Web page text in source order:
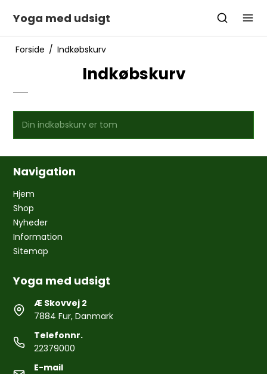
Yoga med udsigt
Forside / Indkøbskurv
Indkøbskurv
Din indkøbskurv er tom
Navigation
Hjem
Shop
Nyheder
Information
Sitemap
Yoga med udsigt
Æ Skovvej 2
7884 Fur, Danmark
Telefonnr.
22379000
E-mail